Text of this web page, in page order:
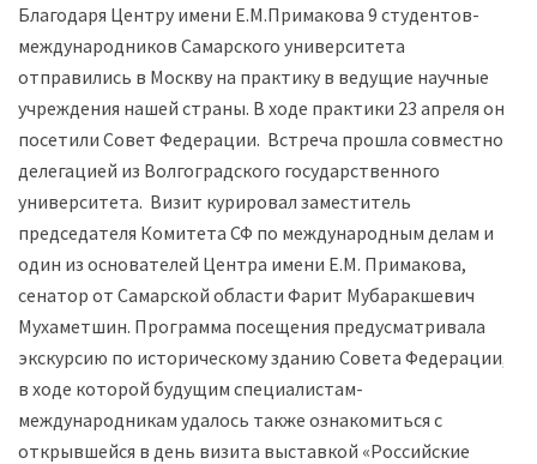
Благодаря Центру имени Е.М.Примакова 9 студентов-
международников Самарского университета
отправились в Москву на практику в ведущие научные
учреждения нашей страны. В ходе практики 23 апреля они
посетили Совет Федерации. Встреча прошла совместно с
делегацией из Волгоградского государственного
университета. Визит курировал заместитель
председателя Комитета СФ по международным делам и
один из основателей Центра имени Е.М. Примакова,
сенатор от Самарской области Фарит Мубаракшевич
Мухаметшин. Программа посещения предусматривала
экскурсию по историческому зданию Совета Федерации,
в ходе которой будущим специалистам-
международникам удалось также ознакомиться с
открывшейся в день визита выставкой «Российские